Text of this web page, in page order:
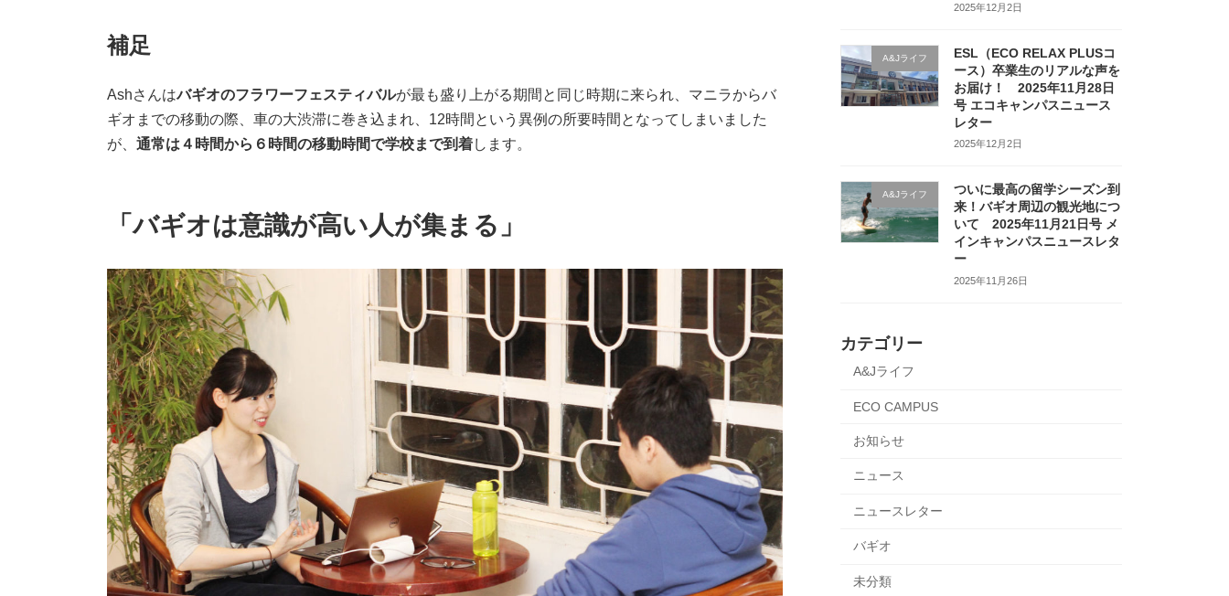
補足
Ashさんはバギオのフラワーフェスティバルが最も盛り上がる期間と同じ時期に来られ、マニラからバ
ギオまでの移動の際、車の大渋滞に巻き込まれ、 12時間という異例の所要時間となってしまいました
が、 通常は４時間から６時間の移動時間で学校まで到着します。
「バギオは意識が高い人が集まる」
2025年12月2日
A&Jライフ
ESL（ECO RELAX PLUSコ
ース）卒業生のリアルな声を
お届け！ 2025年11月28日
号 エコキャンパスニュース
レター
2025年12月2日
A&Jライフ
ついに最高の留学シーズン到
来！バギオ周辺の観光地につ
いて 2025年11月21日号 メ
インキャンパスニュースレタ
ー
2025年11月26日
カテゴリー
A&Jライフ
ECO CAMPUS
お知らせ
ニュース
ニュースレター
バギオ
未分類